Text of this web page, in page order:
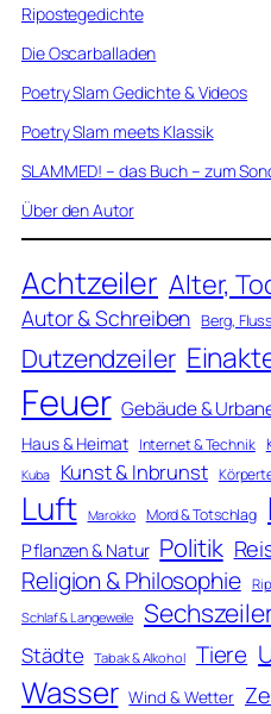
Ripostegedichte
Die Oscarballaden
Poetry Slam Gedichte & Videos
Poetry Slam meets Klassik
SLAMMED! – das Buch – zum
Über den Autor
Achtzeiler Alter,
Autor & Schreiben Berg,
Dutzendzeiler
Feuer Gebäude &
Haus & Heimat Internet & Technik
Kuba Kunst & Inbrunst
Luft Marokko Mord & Totschlag
Pflanzen & Natur Politik
Religion & Philosophie
Schlaf & Langeweile
Städte Tabak & Alkohol Tiere
Wasser Wind & Wetter